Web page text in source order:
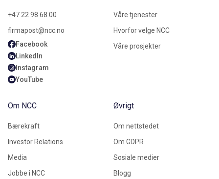
+47 22 98 68 00
firmapost@ncc.no
Facebook
LinkedIn
Instagram
YouTube
Våre tjenester
Hvorfor velge NCC
Våre prosjekter
Om NCC
Bærekraft
Investor Relations
Media
Jobbe i NCC
Øvrigt
Om nettstedet
Om GDPR
Sosiale medier
Blogg